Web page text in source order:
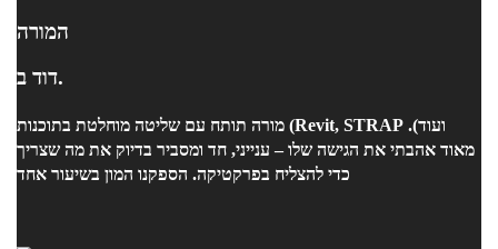
המורה
דוד ב.
מורה תותח עם שליטה מוחלטת בתוכנות (Revit, STRAP ועוד).
מאוד אהבתי את הגישה שלו – ענייני, חד ומסביר בדיוק את מה שצריך
כדי להצליח בפרקטיקה. הספקנו המון בשיעור אחד